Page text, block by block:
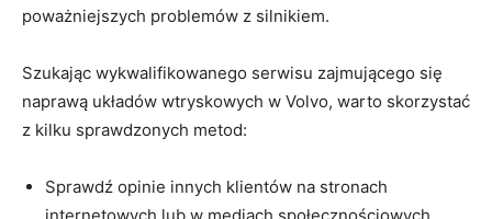
poważniejszych problemów z silnikiem.
Szukając wykwalifikowanego serwisu zajmującego się
naprawą układów⁣ wtryskowych ⁣w Volvo, warto skorzystać
z kilku sprawdzonych metod:
Sprawdź opinie innych klientów na stronach